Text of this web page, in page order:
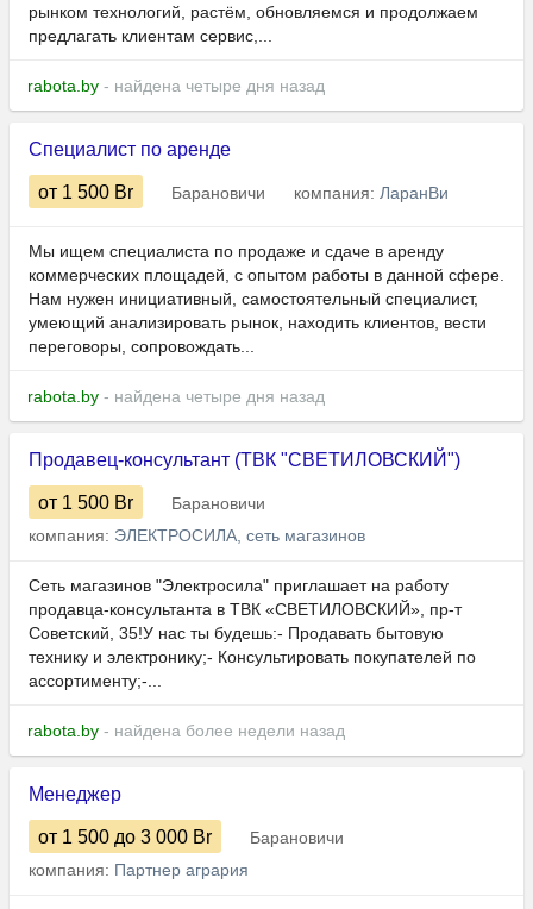
рынком технологий, растём, обновляемся и продолжаем
предлагать клиентам сервис,...
rabota.by - найдена четыре дня назад
Специалист по аренде
от 1 500 Br Барановичи компания: ЛаранВи
Мы ищем специалиста по продаже и сдаче в аренду
коммерческих площадей, с опытом работы в данной сфере.
Нам нужен инициативный, самостоятельный специалист,
умеющий анализировать рынок, находить клиентов, вести
переговоры, сопровождать...
rabota.by - найдена четыре дня назад
Продавец-консультант (ТВК "СВЕТИЛОВСКИЙ")
от 1 500 Br
Барановичи
компания: ЭЛЕКТРОСИЛА, сеть магазинов
Сеть магазинов "Электросила" приглашает на работу
продавца-консультанта в ТВК «СВЕТИЛОВСКИЙ», пр-т
Советский, 35!У нас ты будешь:- Продавать бытовую
технику и электронику;- Консультировать покупателей по
ассортименту;-...
rabota.by - найдена более недели назад
Менеджер
от 1 500 до 3 000 Br
Барановичи
компания: Партнер агрария